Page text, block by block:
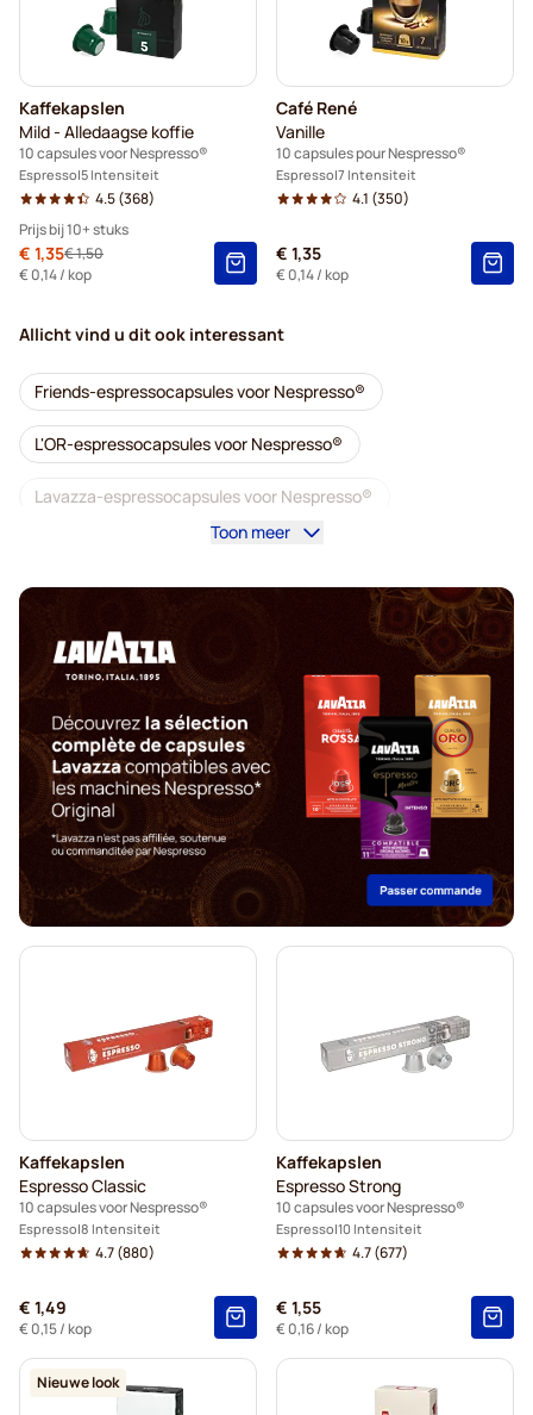
Kaffekapslen
Mild - Alledaagse koffie
10 capsules voor Nespresso®
Espresso 5 Intensiteit
4.5(368)
Prijs bij 10+ stuks
Speciale prijs
€ 1,35Normale prijs
€ 1,50
€ 0,14/ kop
10+
Café René
Vanille
10 capsules pour Nespresso®
Espresso 7 Intensiteit
4.1 (350)
€ 1,35
€ 0,14/ kop
Kaffekapslen
Espresso Classic
10 capsules voor Nespresso®
Espresso 8 Intensiteit
4.7(880)
€ 1,49
€ 0,15/ kop
Kaffekapslen
Espresso Strong
10 capsules voor Nespresso®
Espresso 10 Intensiteit
4.7(677)
€ 1,55
€ 0,16/ kop
Nieuwe look
Allicht vind u dit ook interessant
Friends-espressocapsules voor Nespresso®
L'OR-espressocapsules voor Nespresso®
Lavazza-espressocapsules voor Nespresso®
Gimoka-koffiecapsules voor Nespresso®
Jacobs-capsules voor Nespresso®
Sterke koffiecapsules voor Nespresso®
Koffiecapsules met vanillesmaak voor Nespresso®
Dolce Vita-capsules voor Nespresso®
Kaffekapslen-koffiecapsules voor Nespresso®
Voor Nespresso® Koffiemachines voor Nespresso®
Lungocapsules voor Nespresso®
illy-koffiecapsules voor Nespresso®
Café Royal-koffiecapsules voor Nespresso®
Alles voor uw koffie voor Nespresso®
Toon meer